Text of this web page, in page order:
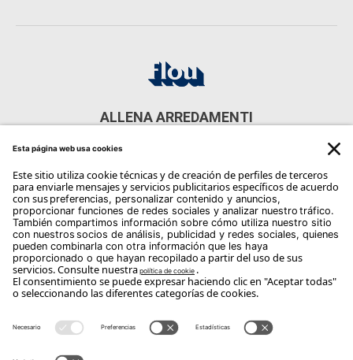
ALLENA ARREDAMENTI
CONTACTOS
Phone: +39 0174 42517
Email:info@allena.it
Copyright Flou 2026
Modificar la configuración de privacidad